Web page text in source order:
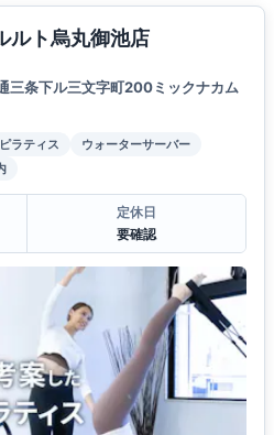
ルト烏丸御池店
三条下ル三文字町200ミックナカム
ラティス
ウォーターサーバー
定休日
要確認